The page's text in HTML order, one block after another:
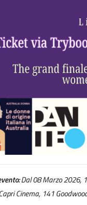
Dal 08 Marzo 2026,
Cinema, 141